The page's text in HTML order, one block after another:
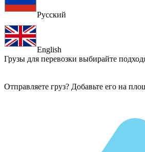
Русский
English
Грузы для перевозки выбирайте
Отправляете груз? Добавьте его на